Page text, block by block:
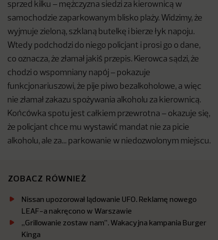
sprzed kilku – mężczyzna siedzi za kierownicą w
samochodzie zaparkowanym blisko plaży. Widzimy, że
wyjmuje zieloną, szklaną butelkę i bierze łyk napoju.
Wtedy podchodzi do niego policjant i prosi go o dane,
co oznacza, że złamał jakiś przepis. Kierowca sądzi, że
chodzi o wspomniany napój – pokazuje
funkcjonariuszowi, że pije piwo bezalkoholowe, a więc
nie złamał zakazu spożywania alkoholu za kierownicą.
Końcówka spotu jest całkiem przewrotna – okazuje się,
że policjant chce mu wystawić mandat nie za picie
alkoholu, ale za… parkowanie w niedozwolonym miejscu.
ZOBACZ RÓWNIEŻ
Nissan upozorował lądowanie UFO. Reklamę nowego
LEAF-a nakręcono w Warszawie
„Grillowanie zostaw nam”. Wakacyjna kampania Burger
Kinga